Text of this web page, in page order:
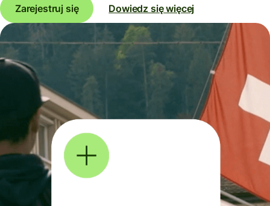
Zarejestruj się
Dowiedz się więcej